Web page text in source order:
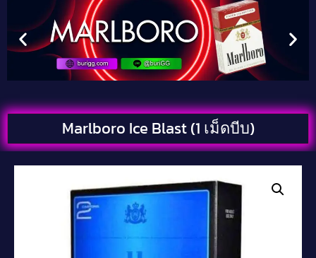
Marlboro Ice Blast (1 เม็ดบีบ)